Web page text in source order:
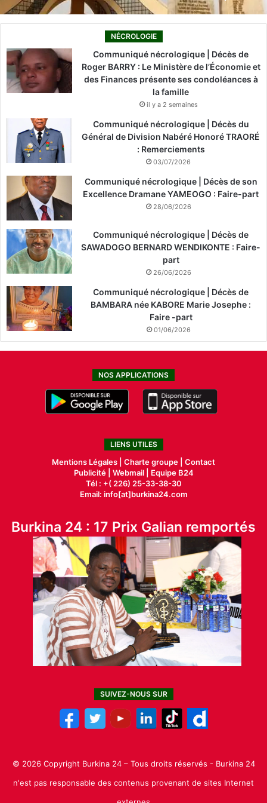
NÉCROLOGIE
Communiqué nécrologique | Décès de
Roger BARRY : Le Ministère de l’Économie et
des Finances présente ses condoléances à
la famille
il y a 2 semaines
Communiqué nécrologique | Décès du
Général de Division Nabéré Honoré TRAORÉ
: Remerciements
03/07/2026
Communiqué nécrologique | Décès de son
Excellence Dramane YAMEOGO : Faire-part
28/06/2026
Communiqué nécrologique | Décès de
SAWADOGO BERNARD WENDIKONTE : Faire-
part
26/06/2026
Communiqué nécrologique | Décès de
BAMBARA née KABORE Marie Josephe :
Faire -part
01/06/2026
NOS APPLICATIONS
LIENS UTILES
Mentions Légales | Charte groupe | Contact
Publicité| Webmail |
Equipe B24
Tél : +( 226) 25-33-38-30
Email: info[at]burkina24.com
Burkina 24 : 17 Prix Galian remportés
SUIVEZ-NOUS SUR
© 2026 Copyright Burkina 24 – Tous droits réservés - Burkina 24
n'est pas responsable des contenus provenant de sites Internet